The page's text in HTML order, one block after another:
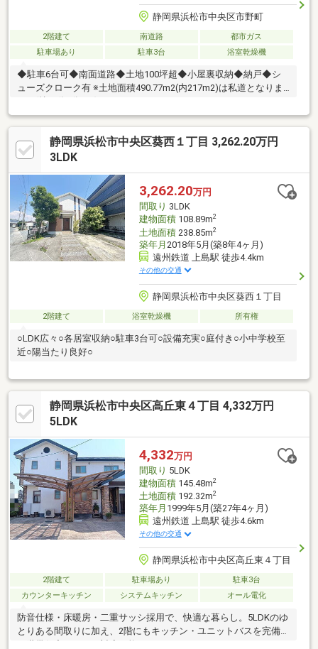
静岡県浜松市中央区市野町
2階建て 南道路
都市ガス
駐車場あり
駐車3台 浴室乾燥機
◆駐車6台可◆南面道路◆土地100坪超◆小屋裏収納◆納戸◆シ
ューズクローク有 ※土地面積490.77m2(内217m2)は私道となりま
静岡県浜松市中央区葵西１丁目 3,262.20万円
3LDK
3,262.20万円
間取り 3LDK
建物面積108.89m2
土地面積238.85m2
築年月 2018年5月(築8年4ヶ月)
遠州鉄道 上島駅 徒歩4.4km
その他の交通
静岡県浜松市中央区葵西１丁目
2階建て 浴室乾燥機 所有権
○LDK広々○各居室収納○駐車3台可○設備充実○庭付き○小中学校至
近○陽当たり良好○
静岡県浜松市中央区高丘東４丁目 4,332万円
5LDK
4,332万円
間取り 5LDK
建物面積145.48m2
土地面積192.32m2
築年月 1999年5月(築27年4ヶ月)
遠州鉄道 上島駅 徒歩4.6km
その他の交通
静岡県浜松市中央区高丘東４丁目
2階建て 駐車場あり
駐車3台
カウンターキッチン
システムキッチン オール電化
防音仕様・床暖房・二重サッシ採用で、快適な暮らし。5LDKのゆ
とりある間取りに加え、2階にもキッチン・ユニットバスを完備。